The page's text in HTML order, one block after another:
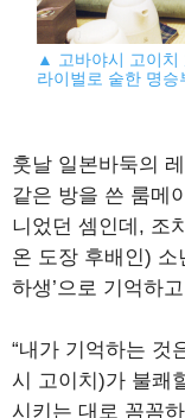
▲ 고바야시 고이치
라이벌로 숱한 명승
훗날 일본바둑의
같은 방을 쓴 룸메
니었던 셈인데, 조
온 도장 후배인) 소
하생’으로 기억하
“내가 기억하는 것
시 고이치)가 불쾌
시키는 대로 꼼꼼